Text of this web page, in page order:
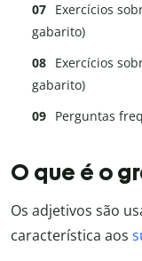
Exercícios
gabarito)
Exercícios
gabarito)
Perguntas
O que é o
Os adjetivos são
característica aos